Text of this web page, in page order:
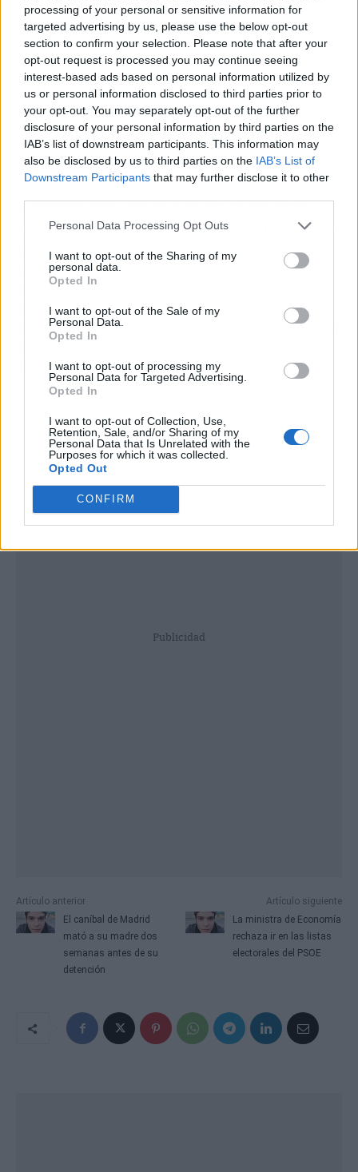
processing of your personal or sensitive information for
targeted advertising by us, please use the below opt-out
section to confirm your selection. Please note that after your
opt-out request is processed you may continue seeing
interest-based ads based on personal information utilized by
us or personal information disclosed to third parties prior to
your opt-out. You may separately opt-out of the further
disclosure of your personal information by third parties on the
IAB’s list of downstream participants. This information may
also be disclosed by us to third parties on the IAB’s List of
Downstream Participants that may further disclose it to other
Personal Data Processing Opt Outs
I want to opt-out of the Sharing of my
personal data.
Opted In
I want to opt-out of the Sale of my
Personal Data.
Opted In
I want to opt-out of processing my
Personal Data for Targeted Advertising.
Opted In
I want to opt-out of Collection, Use,
Retention, Sale, and/or Sharing of my
Personal Data that Is Unrelated with the
Purposes for which it was collected.
Opted Out
CONFIRM
El banco, a través de laFundación Santander
también ha participado en la recuperación de
olivos milenarios y su entorno en la
Mancomunidad Taula del Sénia, formada por
27 municipios (15 valencianos, 9 catalanes y e
aragoneses). Actualmente, la Mancomunidad
tiene catalogados más de 4.800 pies de olivo,
todos ellos con edades superiores a los mil
años. Sus principales objetivos son: mejorar y
recuperar este espacio natural de alto valor
ecológico; fomentar actividades de protección al
medio ambiente; recuperar el paisaje de
mosaico para incrementar la biodiversidad y
prevenir los incendios; conservar variedades
tradicionales de olivo en peligro de extinción;
promover el desarrollo endógeno del municipio
y fomentar tanto la educación medioambiental
como la actividad social y cultural.
Publicidad
Artículo anterior
El caníbal de Madrid
mató a su madre dos
semanas antes de su
detención
Artículo siguiente
La ministra de Economía
rechaza ir en las listas
electorales del PSOE